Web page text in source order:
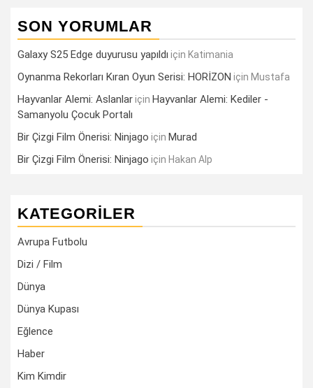
SON YORUMLAR
Galaxy S25 Edge duyurusu yapıldı için Katimania
Oynanma Rekorları Kıran Oyun Serisi: HORİZON için Mustafa
Hayvanlar Alemi: Aslanlariçin Hayvanlar Alemi: Kediler -
Samanyolu Çocuk Portalı
Bir Çizgi Film Önerisi: Ninjago için Murad
Bir Çizgi Film Önerisi: Ninjago için Hakan Alp
KATEGORILER
Avrupa Futbolu
Dizi / Film
Dünya
Dünya Kupası
Eğlence
Haber
Kim Kimdir